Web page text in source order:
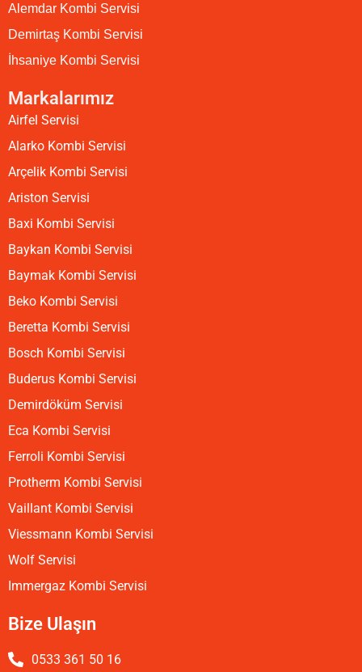
Alemdar Kombi Servisi
Demirtaş Kombi Servisi
İhsaniye Kombi Servisi
Markalarımız
Airfel Servisi
Alarko Kombi Servisi
Arçelik Kombi Servisi
Ariston Servisi
Baxi Kombi Servisi
Baykan Kombi Servisi
Baymak Kombi Servisi
Beko Kombi Servisi
Beretta Kombi Servisi
Bosch Kombi Servisi
Buderus Kombi Servisi
Demirdöküm Servisi
Eca Kombi Servisi
Ferroli Kombi Servisi
Protherm Kombi Servisi
Vaillant Kombi Servisi
Viessmann Kombi Servisi
Wolf Servisi
Immergaz Kombi Servisi
Bize Ulaşın
0533 361 50 16